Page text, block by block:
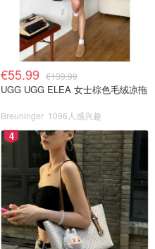
€55.99 €139.99
UGG UGG ELEA 女士棕色毛绒凉拖
Breuninger 1096人感兴趣
4